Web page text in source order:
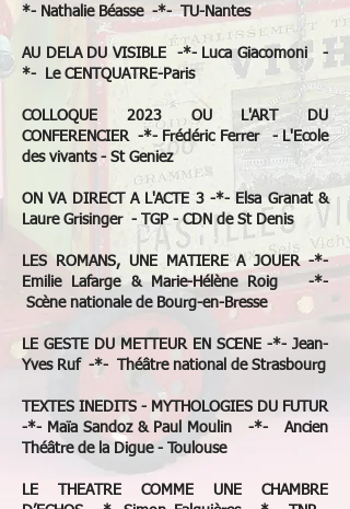
*- Nathalie Béasse -*- TU-Nantes
AU DELA DU VISIBLE -*- Luca Giacomoni -
*- Le CENTQUATRE-Paris
COLLOQUE 2023 OU L'ART DU
CONFERENCIER -*- Frédéric Ferrer - L'Ecole
des vivants - St Geniez
ON VA DIRECT A L'ACTE 3 -*- Elsa Granat &
Laure Grisinger - TGP - CDN de St Denis
LES ROMANS, UNE MATIERE A JOUER -*-
Emilie Lafarge & Marie-Hélène Roig -*-
Scène nationale de Bourg-en-Bresse
LE GESTE DU METTEUR EN SCENE -*- Jean-
Yves Ruf -*- Théâtre national de Strasbourg
TEXTES INEDITS - MYTHOLOGIES DU FUTUR
-*- Maïa Sandoz & Paul Moulin -*- Ancien
Théâtre de la Digue - Toulouse
LE THEATRE COMME UNE CHAMBRE